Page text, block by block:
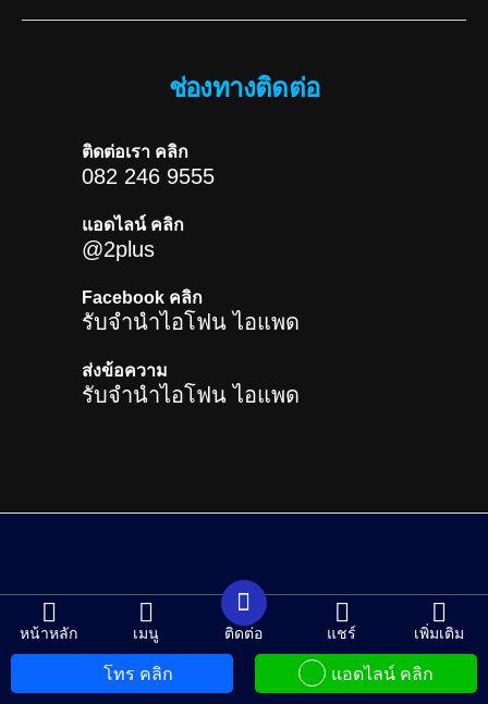
ช่องทางติดต่อ
ติดต่อเรา คลิก
082 246 9555
แอดไลน์ คลิก
@2plus
Facebook คลิก
รับจำนำไอโฟน ไอแพด
ส่งข้อความ
รับจำนำไอโฟน ไอแพด
CHANGE LANGUAGE
หน้าหลัก เมนู ติดต่อ แชร์ เพิ่มเติม
โทร คลิก แอดไลน์ คลิก